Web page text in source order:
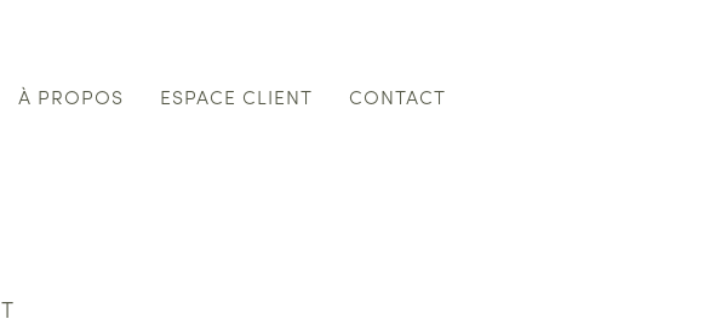
À PROPOS ESPACE CLIENT CONTACT